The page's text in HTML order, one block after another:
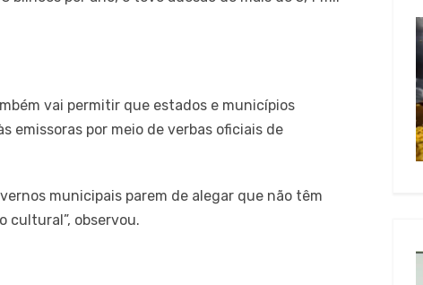
vai permitir que estados e municípios
emissoras por meio de verbas oficiais de
municipais parem de alegar que não têm
cultural”, observou.